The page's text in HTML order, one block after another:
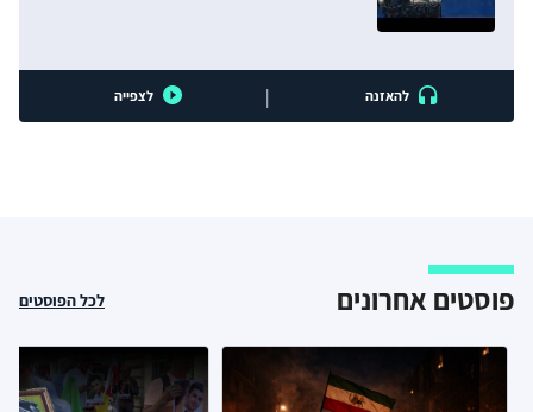
להאזנה | לצפייה
פוסטים אחרונים לכל הפוסטים